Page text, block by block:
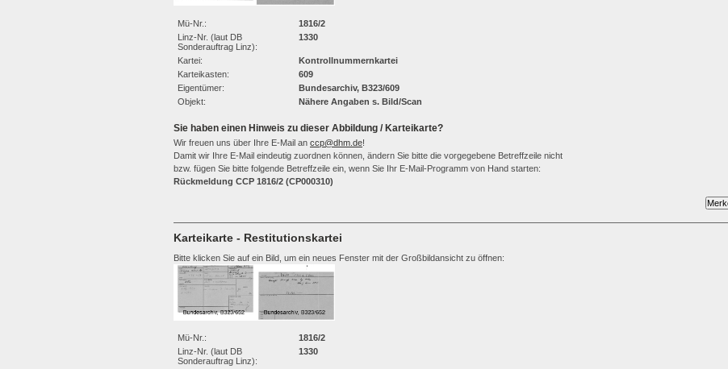
Mü-Nr.:
1816/2
Linz-Nr. (laut DB
Sonderauftrag Linz):
1330
Kartei:
Kontrollnummernkartei
Karteikasten:
609
Eigentümer:
Bundesarchiv, B323/609
Objekt:
Nähere Angaben s. Bild/Scan
Sie haben einen Hinweis zu dieser Abbildung / Karteikarte?
Wir freuen uns über Ihre E-Mail an ccp@dhm.de!
Damit wir Ihre E-Mail eindeutig zuordnen können, ändern Sie bitte die vorgegebene Betreffzeile nicht
bzw. fügen Sie bitte folgende Betreffzeile ein, wenn Sie Ihr E-Mail-Programm von Hand starten:
Rückmeldung CCP 1816/2 (CP000310)
Karteikarte - Restitutionskartei
Bitte klicken Sie auf ein Bild, um ein neues Fenster mit der Großbildansicht zu öffnen:
Mü-Nr.:
1816/2
Linz-Nr. (laut DB
Sonderauftrag Linz):
1330